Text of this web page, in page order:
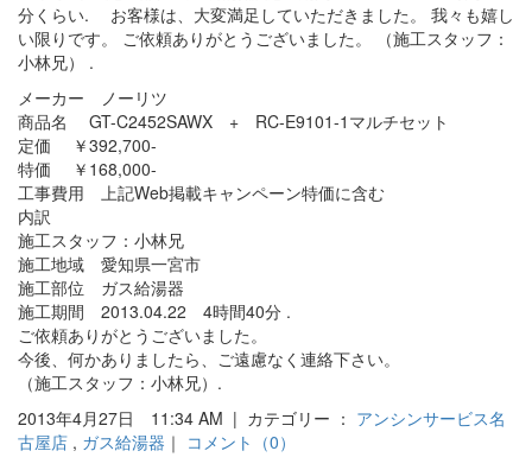
メーカー ノーリツ
商品名 GT-C2452SAWX + RC-E9101-1マルチセット
定価 ￥392,700-
特価 ￥168,000-
工事費用 上記Web掲載キャンペーン特価に含む
内訳
施工スタッフ：小林兄
施工地域 愛知県一宮市
施工部位 ガス給湯器
施工期間 2013.04.22 4時間40分 .
ご依頼ありがとうございました。
今後、何かありましたら、ご遠慮なく連絡下さい。
（施工スタッフ：小林兄）.
2013年4月27日 11:34 AM | カテゴリー ： アンシンサービス名
古屋店 , ガス給湯器 ｜ コメント（0）